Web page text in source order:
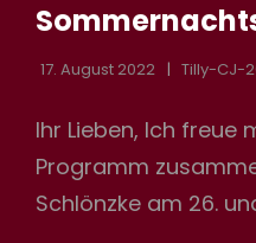
17. August 2022 Tilly-CJ-
Ihr Lieben, Ich freue
Programm
Schlönzke am 26.